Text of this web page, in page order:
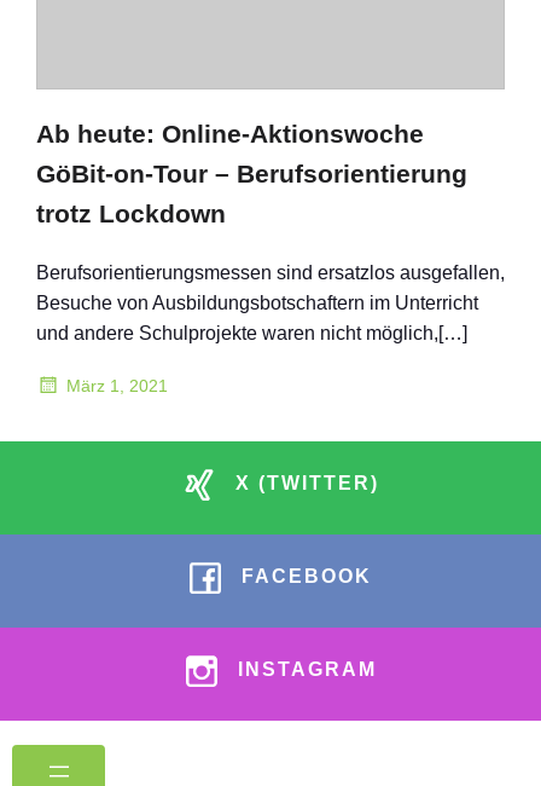
Ab heute: Online-Aktionswoche
GöBit-on-Tour – Berufsorientierung
trotz Lockdown
Berufsorientierungsmessen sind ersatzlos ausgefallen,
Besuche von Ausbildungsbotschaftern im Unterricht
und andere Schulprojekte waren nicht möglich,[…]
März 1, 2021
X (TWITTER)
FACEBOOK
INSTAGRAM